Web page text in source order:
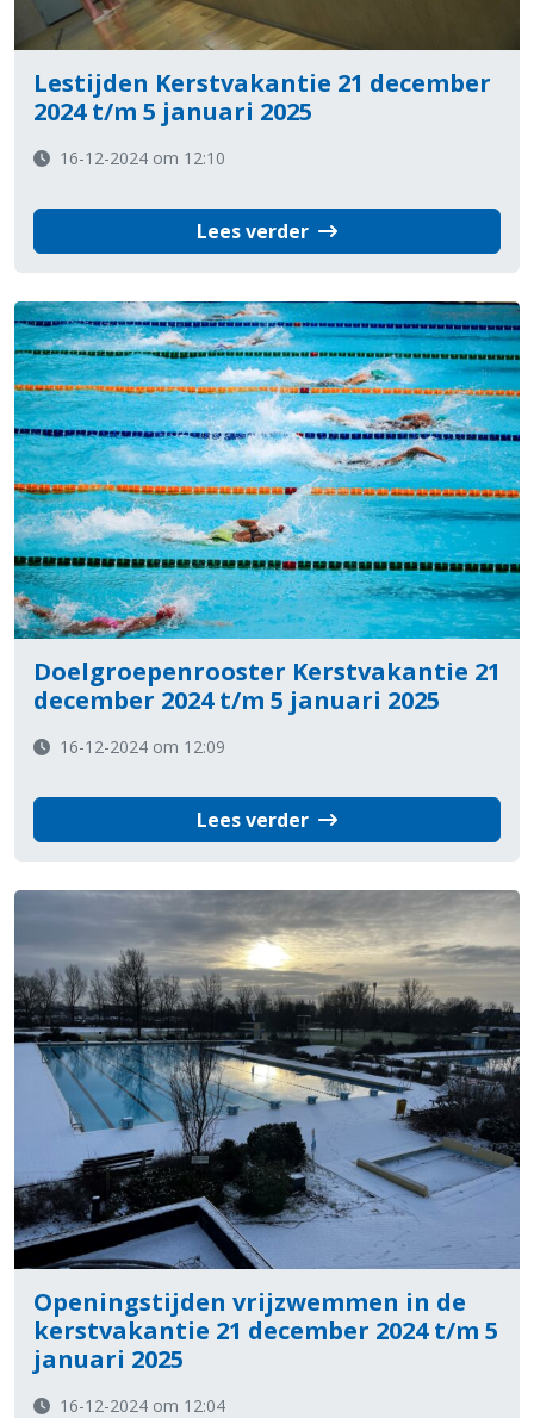
Lestijden Kerstvakantie 21 december
2024 t/m 5 januari 2025
16-12-2024 om 12:10
Lees verder
Doelgroepenrooster Kerstvakantie 21
december 2024 t/m 5 januari 2025
16-12-2024 om 12:09
Lees verder
Openingstijden vrijzwemmen in de
kerstvakantie 21 december 2024 t/m 5
januari 2025
16-12-2024 om 12:04